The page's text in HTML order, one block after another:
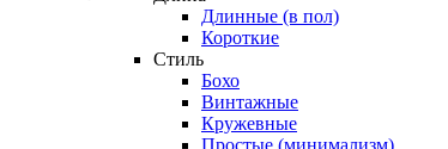
Длинные (в пол)
Короткие
Стиль
Бохо
Винтажные
Кружевные
Простые (минимализм)